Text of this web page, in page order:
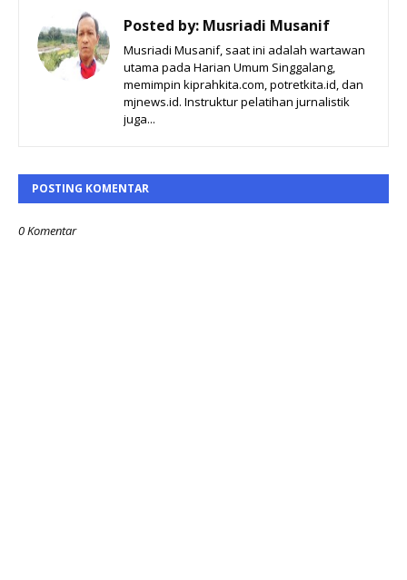
Posted by: Musriadi Musanif
Musriadi Musanif, saat ini adalah wartawan
utama pada Harian Umum Singgalang,
memimpin kiprahkita.com, potretkita.id, dan
mjnews.id. Instruktur pelatihan jurnalistik
juga...
POSTING KOMENTAR
0 Komentar